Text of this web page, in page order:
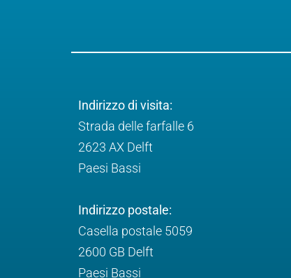
Indirizzo di visita:
Strada delle farfalle 6
2623 AX Delft
Paesi Bassi
Indirizzo postale:
Casella postale 5059
2600 GB Delft
Paesi Bassi